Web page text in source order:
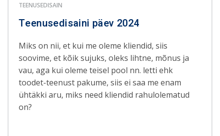
TEENUSEDISAIN
Teenusedisaini päev 2024
Miks on nii, et kui me oleme kliendid, siis
soovime, et kõik sujuks, oleks lihtne, mõnus ja
vau, aga kui oleme teisel pool nn. letti ehk
toodet-teenust pakume, siis ei saa me enam
ühtäkki aru, miks need kliendid rahulolematud
on?